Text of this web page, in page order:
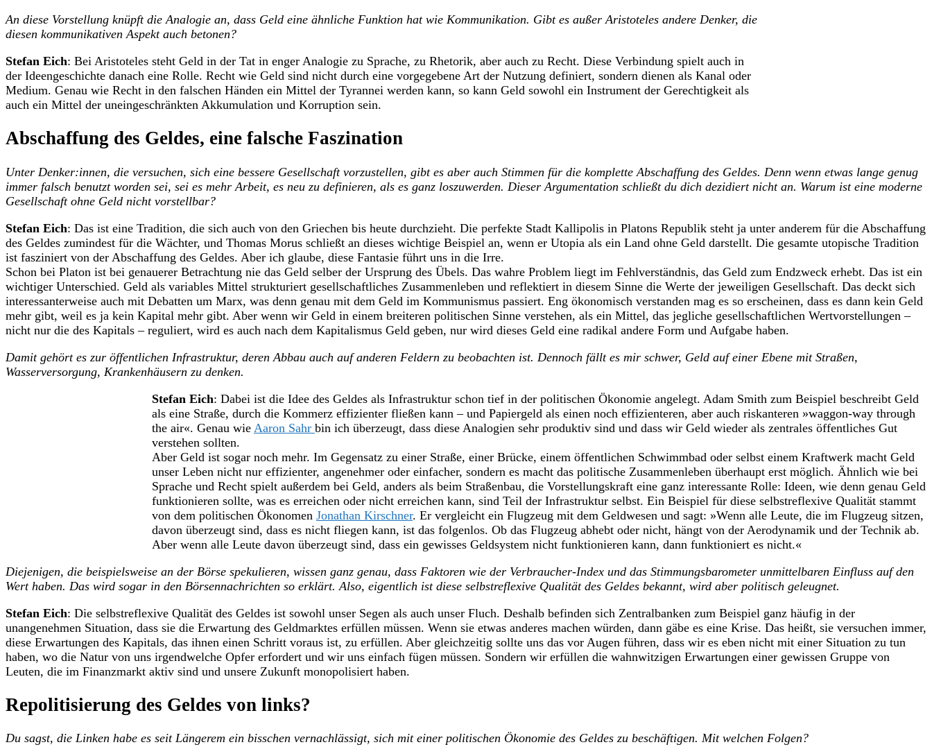
An diese Vorstellung knüpft die Analogie an, dass Geld eine ähnliche Funktion hat wie Kommunikation. Gibt es außer Aristoteles andere Denker, die
diesen kommunikativen Aspekt auch betonen?
Stefan Eich: Bei Aristoteles steht Geld in der Tat in enger Analogie zu Sprache, zu Rhetorik, aber auch zu Recht. Diese Verbindung spielt auch in
der Ideengeschichte danach eine Rolle. Recht wie Geld sind nicht durch eine vorgegebene Art der Nutzung definiert, sondern dienen als Kanal oder
Medium. Genau wie Recht in den falschen Händen ein Mittel der Tyrannei werden kann, so kann Geld sowohl ein Instrument der Gerechtigkeit als
auch ein Mittel der uneingeschränkten Akkumulation und Korruption sein.
Abschaffung des Geldes, eine falsche Faszination
Unter Denker:innen, die versuchen, sich eine bessere Gesellschaft vorzustellen, gibt es aber auch Stimmen für die komplette Abschaffung des Geldes. Denn wenn etwas lange genug
immer falsch benutzt worden sei, sei es mehr Arbeit, es neu zu definieren, als es ganz loszuwerden. Dieser Argumentation schließt du dich dezidiert nicht an. Warum ist eine moderne
Gesellschaft ohne Geld nicht vorstellbar?
Stefan Eich: Das ist eine Tradition, die sich auch von den Griechen bis heute durchzieht. Die perfekte Stadt Kallipolis in Platons Republik steht ja unter anderem für die Abschaffung
des Geldes zumindest für die Wächter, und Thomas Morus schließt an dieses wichtige Beispiel an, wenn er Utopia als ein Land ohne Geld darstellt. Die gesamte utopische Tradition
ist fasziniert von der Abschaffung des Geldes. Aber ich glaube, diese Fantasie führt uns in die Irre.
Schon bei Platon ist bei genauerer Betrachtung nie das Geld selber der Ursprung des Übels. Das wahre Problem liegt im Fehlverständnis, das Geld zum Endzweck erhebt. Das ist ein
wichtiger Unterschied. Geld als variables Mittel strukturiert gesellschaftliches Zusammenleben und reflektiert in diesem Sinne die Werte der jeweiligen Gesellschaft. Das deckt sich
interessanterweise auch mit Debatten um Marx, was denn genau mit dem Geld im Kommunismus passiert. Eng ökonomisch verstanden mag es so erscheinen, dass es dann kein Geld
mehr gibt, weil es ja kein Kapital mehr gibt. Aber wenn wir Geld in einem breiteren politischen Sinne verstehen, als ein Mittel, das jegliche gesellschaftlichen Wertvorstellungen –
nicht nur die des Kapitals – reguliert, wird es auch nach dem Kapitalismus Geld geben, nur wird dieses Geld eine radikal andere Form und Aufgabe haben.
Damit gehört es zur öffentlichen Infrastruktur, deren Abbau auch auf anderen Feldern zu beobachten ist. Dennoch fällt es mir schwer, Geld auf einer Ebene mit Straßen,
Wasserversorgung, Krankenhäusern zu denken.
Stefan Eich: Dabei ist die Idee des Geldes als Infrastruktur schon tief in der politischen Ökonomie angelegt. Adam Smith zum Beispiel beschreibt Geld
als eine Straße, durch die Kommerz effizienter fließen kann – und Papiergeld als einen noch effizienteren, aber auch riskanteren »waggon-way through
the air«. Genau wie Aaron Sahr bin ich überzeugt, dass diese Analogien sehr produktiv sind und dass wir Geld wieder als zentrales öffentliches Gut
verstehen sollten.
Aber Geld ist sogar noch mehr. Im Gegensatz zu einer Straße, einer Brücke, einem öffentlichen Schwimmbad oder selbst einem Kraftwerk macht Geld
unser Leben nicht nur effizienter, angenehmer oder einfacher, sondern es macht das politische Zusammenleben überhaupt erst möglich. Ähnlich wie bei
Sprache und Recht spielt außerdem bei Geld, anders als beim Straßenbau, die Vorstellungskraft eine ganz interessante Rolle: Ideen, wie denn genau Geld
funktionieren sollte, was es erreichen oder nicht erreichen kann, sind Teil der Infrastruktur selbst. Ein Beispiel für diese selbstreflexive Qualität stammt
von dem politischen Ökonomen Jonathan Kirschner. Er vergleicht ein Flugzeug mit dem Geldwesen und sagt: »Wenn alle Leute, die im Flugzeug sitzen,
davon überzeugt sind, dass es nicht fliegen kann, ist das folgenlos. Ob das Flugzeug abhebt oder nicht, hängt von der Aerodynamik und der Technik ab.
Aber wenn alle Leute davon überzeugt sind, dass ein gewisses Geldsystem nicht funktionieren kann, dann funktioniert es nicht.«
Diejenigen, die beispielsweise an der Börse spekulieren, wissen ganz genau, dass Faktoren wie der Verbraucher-Index und das Stimmungsbarometer unmittelbaren Einfluss auf den
Wert haben. Das wird sogar in den Börsennachrichten so erklärt. Also, eigentlich ist diese selbstreflexive Qualität des Geldes bekannt, wird aber politisch geleugnet.
Stefan Eich: Die selbstreflexive Qualität des Geldes ist sowohl unser Segen als auch unser Fluch. Deshalb befinden sich Zentralbanken zum Beispiel ganz häufig in der
unangenehmen Situation, dass sie die Erwartung des Geldmarktes erfüllen müssen. Wenn sie etwas anderes machen würden, dann gäbe es eine Krise. Das heißt, sie versuchen immer,
diese Erwartungen des Kapitals, das ihnen einen Schritt voraus ist, zu erfüllen. Aber gleichzeitig sollte uns das vor Augen führen, dass wir es eben nicht mit einer Situation zu tun
haben, wo die Natur von uns irgendwelche Opfer erfordert und wir uns einfach fügen müssen. Sondern wir erfüllen die wahnwitzigen Erwartungen einer gewissen Gruppe von
Leuten, die im Finanzmarkt aktiv sind und unsere Zukunft monopolisiert haben.
Repolitisierung des Geldes von links?
Du sagst, die Linken habe es seit Längerem ein bisschen vernachlässigt, sich mit einer politischen Ökonomie des Geldes zu beschäftigen. Mit welchen Folgen?